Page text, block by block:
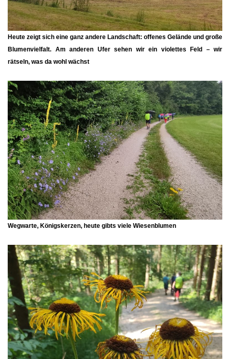
Heute zeigt sich eine ganz andere Landschaft: offenes Gelände und große
Blumenvielfalt. Am anderen Ufer sehen wir ein violettes Feld – wir
rätseln, was da wohl wächst
Wegwarte, Königskerzen, heute gibts viele Wiesenblumen